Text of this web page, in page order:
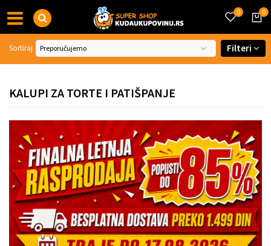
0
0
KALUPI ZA TORTE I PATIŠPANJE
Sortiraj Filteri